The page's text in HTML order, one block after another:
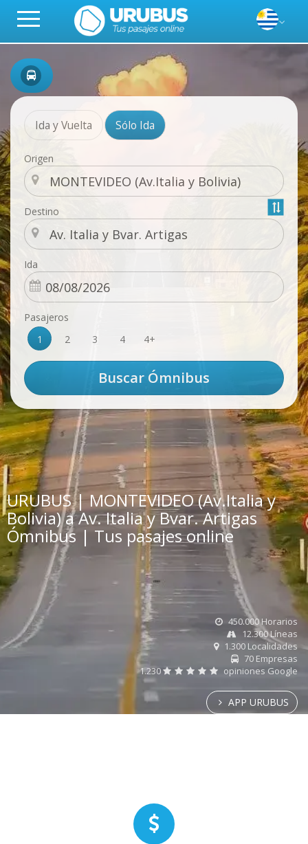
Ida y Vuelta Sólo Ida
Origen
Destino
Ida
Pasajeros
1
2 3 4 4+
URUBUS | MONTEVIDEO (Av.Italia y
Bolivia) a Av. Italia y Bvar. Artigas
Ómnibus | Tus pasajes online
450.000 Horarios
12.300 Líneas
1.300 Localidades
70 Empresas
1.230
opiniones Google
APP URUBUS